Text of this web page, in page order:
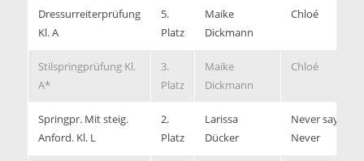
Dressurreiterprüfung
Kl. A
5.
Platz
Maike
Dickmann
Chloé
Stilspringprüfung Kl.
A*
3.
Platz
Maike
Dickmann
Chloé
Springpr. Mit steig.
Anford. Kl. L
2.
Platz
Larissa
Dücker
Never say
Never